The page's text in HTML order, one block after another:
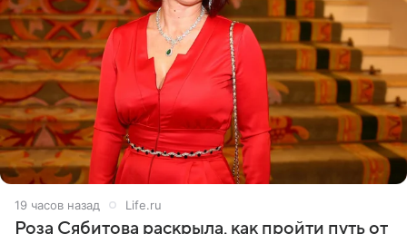
19 часов назад Life.ru
Роза Сябитова раскрыла, как пройти путь от